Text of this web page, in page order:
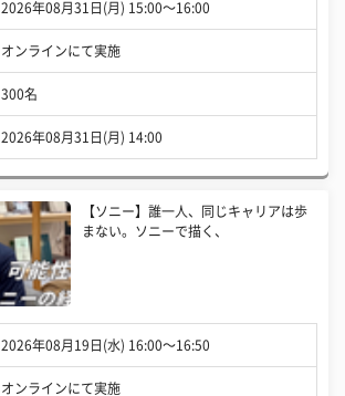
2026年08月31日(月) 15:00〜16:00
オンラインにて実施
300名
2026年08月31日(月) 14:00
【ソニー】誰一人、同じキャリアは歩
まない。ソニーで描く、
2026年08月19日(水) 16:00〜16:50
オンラインにて実施